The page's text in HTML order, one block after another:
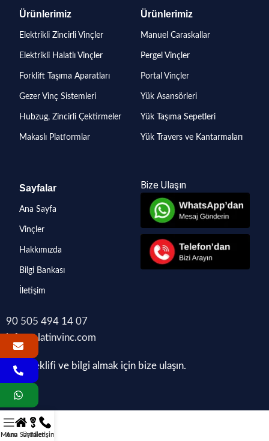
Ürünlerimiz
Elektrikli Zincirli Vinçler
Elektrikli Halatlı Vinçler
Forklift Taşıma Aparatları
Gezer Vinç Sistemleri
Hubzug, Zincirli Çektirmeler
Makaslı Platformlar
Ürünlerimiz
Manuel Caraskallar
Pergel Vinçler
Portal Vinçler
Yük Asansörleri
Yük Taşıma Sepetleri
Yük Travers ve Kantarmaları
Sayfalar
Ana Sayfa
Vinçler
Hakkımızda
Bilgi Bankası
İletişim
Bize Ulaşın
90 505 494 14 07
info@platinvinc.com
Fiyat teklifi ve bilgi almak için bize ulaşın.
Menu
Ana Sayfa
Ürünlerİletişim